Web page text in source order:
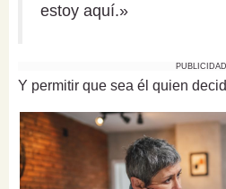
estoy aquí.»
PUBLICIDAD
Y permitir que sea él quien